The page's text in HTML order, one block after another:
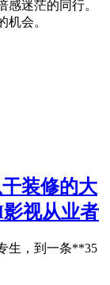
感迷茫的同行。
的机会。
装修的大
视从业者
生，到一条**35